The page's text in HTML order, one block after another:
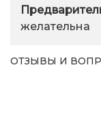
желательна
ОТЗЫВЫ И